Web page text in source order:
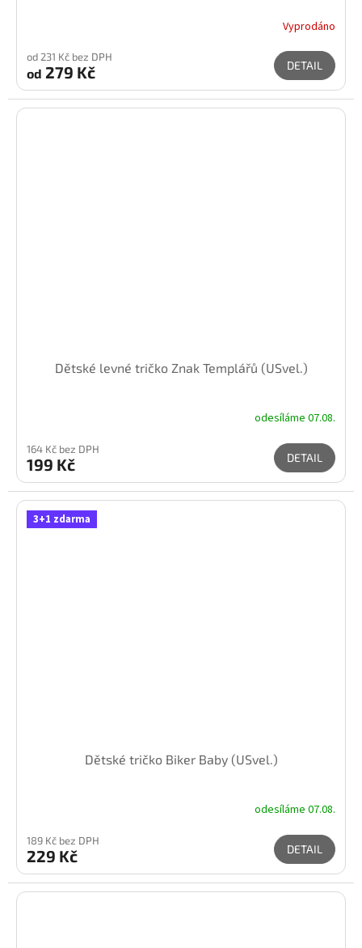
Vyprodáno
od 231 Kč bez DPH
od 279 Kč DETAIL
Dětské levné tričko Znak Templářů (USvel.)
odesíláme 07.08.
164 Kč bez DPH
199 Kč DETAIL
3+1 zdarma
Dětské tričko Biker Baby (USvel.)
odesíláme 07.08.
189 Kč bez DPH
229 Kč DETAIL